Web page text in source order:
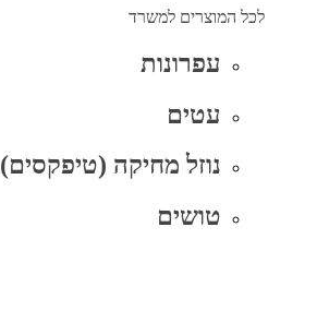
לכל המוצרים למשרד
עפרונות
עטים
נוזל מחיקה (טיפקסים)
טושים